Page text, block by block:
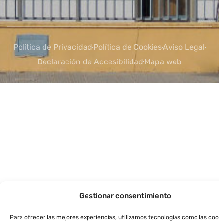
Gestionar consentimiento
Para ofrecer las mejores experiencias, utilizamos tecnologías como las
Política de Privacidad Política de CookiesAviso Legal
Declaración de Accesibilidad Mapa web